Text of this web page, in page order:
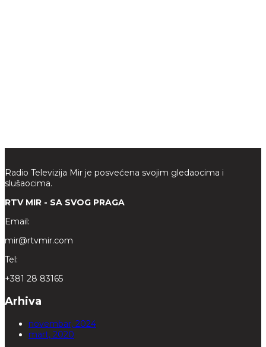
Radio Televizija Mir je posvećena svojim gledaocima i
slušaocima.
RTV MIR - SA SVOG PRAGA
Email:
mir@rtvmir.com
Tel:
+381 28 83165
Arhiva
novembar, 2024
mart, 2020